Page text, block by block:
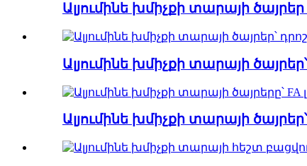
Ալյումինե խմիչքի տարայի ծայրեր
Ալյումինե խմիչքի տարայի
Ալյումինե խմիչքի տարայի